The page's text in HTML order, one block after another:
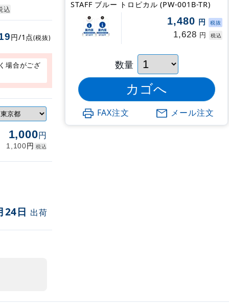
込
円/1点(税抜)
場合がござ
1,000円
1,100円 税込
24日 出荷
STAFF ブルー トロピカル (PW-001B-TR)
1,480 円 税抜
1,628 円 税込
数量
FAX注文 メール注文